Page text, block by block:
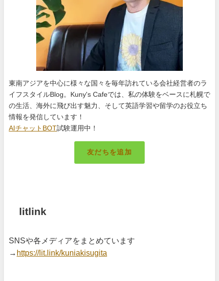
東南アジアを中心に様々な国々を毎年訪れている会社経営者のラ
イフスタイルBlog。Kuny's Cafeでは、私の体験をベースに札幌で
の生活、海外に飛び出す魅力、そして英語学習や留学のお役立ち
情報を発信しています！
AIチャットBOT試験運用中！
友だちを追加
litlink
SNSや各メディアをまとめています
→ https://lit.link/kuniakisugita